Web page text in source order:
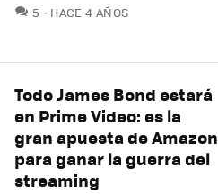
5 COMENTARIOS
HACE 4 AÑOS
Todo James Bond estará
en Prime Video: es la
gran apuesta de Amazon
para ganar la guerra del
streaming